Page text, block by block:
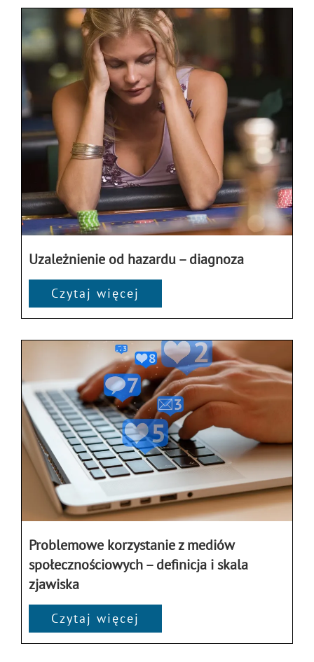
Uzależnienie od hazardu – diagnoza
Czytaj więcej
Problemowe korzystanie z mediów
społecznościowych – definicja i skala
zjawiska
Czytaj więcej